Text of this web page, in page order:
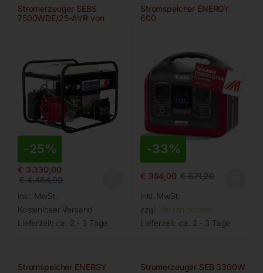
Stromerzeuger SEBS
7500WDE/25-AVR von
-25%
€ 3.330,00
€4.464,00
inkl. MwSt.
Kostenloser Versand
Lieferzeit: ca. 2 - 3 Tage
Stromspeicher ENERGY
600
-33%
€ 384,00 €571,20
inkl. MwSt.
zzgl. Versandkosten
Lieferzeit: ca. 2 - 3 Tage
Stromspeicher ENERGY
Stromerzeuger SEB 3300W